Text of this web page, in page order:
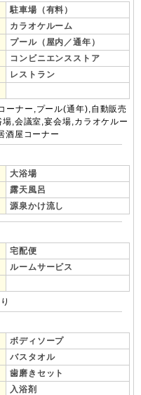
駐車場（有料）
カラオケルーム
プール（屋内／通年）
コンビニエンスストア
レストラン
ーナー,プール(通年),自動販売
,会議室,宴会場,カラオケルー
酒屋コーナー
大浴場
露天風呂
源泉かけ流し
宅配便
ルームサービス
ボディソープ
バスタオル
歯磨きセット
入浴剤